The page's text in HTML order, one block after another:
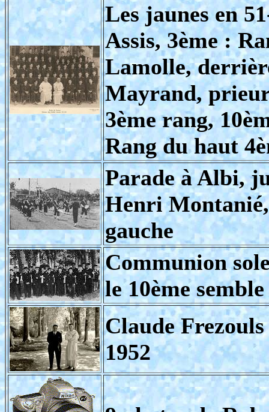
Les jaunes en
Assis, 3ème :
Lamolle,
Mayrand,
3ème rang,
Rang du haut
Parade à Albi,
Henri
gauche
Communion
le 10ème
Claude
1952